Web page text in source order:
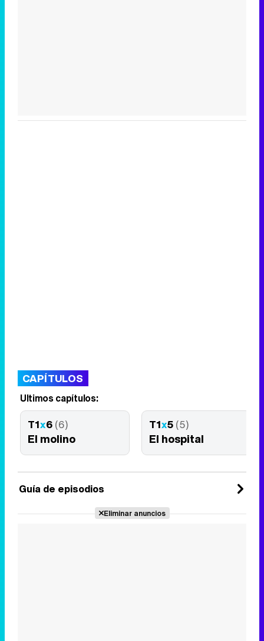
CAPÍTULOS
Últimos capítulos:
T1x6 (6)
El molino
T1x5 (5)
El hospital
Guía de episodios
Eliminar anuncios